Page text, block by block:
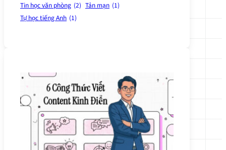
Tin học văn phòng (2) Tản mạn (1)
Tự học tiếng Anh (1)